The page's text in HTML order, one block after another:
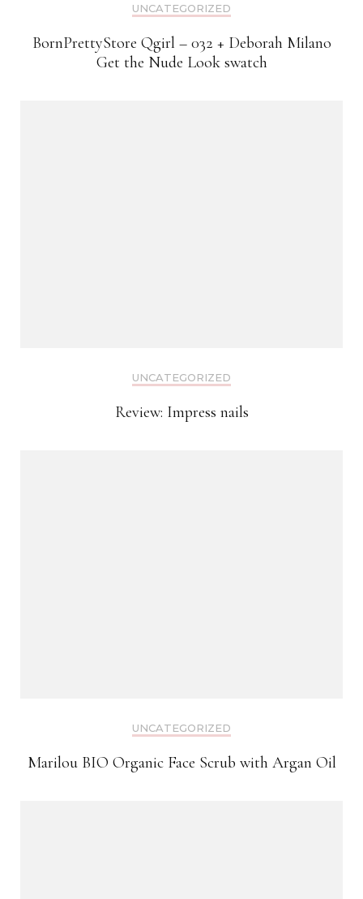
UNCATEGORIZED
BornPrettyStore Qgirl – 032 + Deborah Milano
Get the Nude Look swatch
UNCATEGORIZED
Review: Impress nails
UNCATEGORIZED
Marilou BIO Organic Face Scrub with Argan Oil